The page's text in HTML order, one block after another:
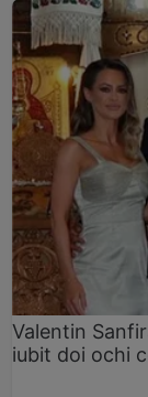
Valentin
iubit doi ochi